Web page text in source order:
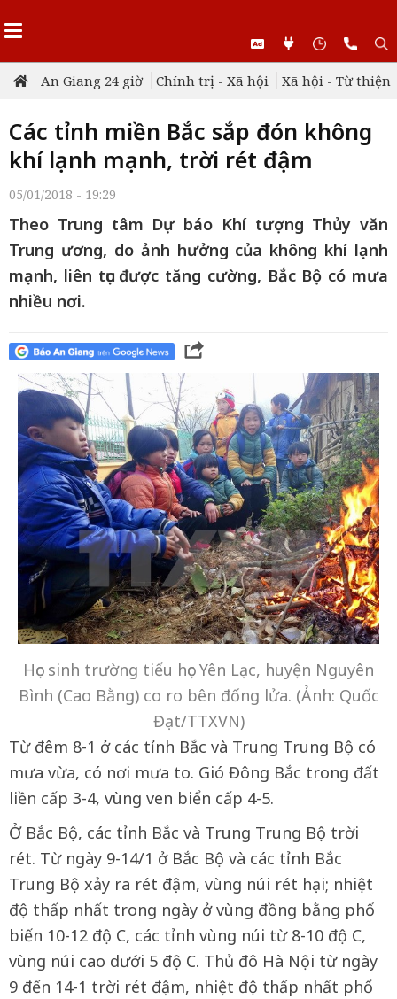
An Giang 24 giờ Chính trị - Xã hội Xã hội - Từ thiện
Các tỉnh miền Bắc sắp đón không
khí lạnh mạnh, trời rét đậm
05/01/2018 - 19:29
Theo Trung tâm Dự báo Khí tượng Thủy văn
Trung ương, do ảnh hưởng của không khí lạnh
mạnh, liên tục được tăng cường, Bắc Bộ có mưa
nhiều nơi.
Học sinh trường tiểu học Yên Lạc, huyện Nguyên
Bình (Cao Bằng) co ro bên đống lửa. (Ảnh: Quốc
Đạt/TTXVN)
Từ đêm 8-1 ở các tỉnh Bắc và Trung Trung Bộ có
mưa vừa, có nơi mưa to. Gió Đông Bắc trong đất
liền cấp 3-4, vùng ven biển cấp 4-5.
Ở Bắc Bộ, các tỉnh Bắc và Trung Trung Bộ trời
rét. Từ ngày 9-14/1 ở Bắc Bộ và các tỉnh Bắc
Trung Bộ xảy ra rét đậm, vùng núi rét hại; nhiệt
độ thấp nhất trong ngày ở vùng đồng bằng phổ
biến 10-12 độ C, các tỉnh vùng núi từ 8-10 độ C,
vùng núi cao dưới 5 độ C. Thủ đô Hà Nội từ ngày
9 đến 14-1 trời rét đậm, nhiệt độ thấp nhất phổ